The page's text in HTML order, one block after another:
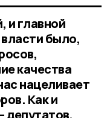
и главной
было,
качества
нацеливает
Как и
депутатов,